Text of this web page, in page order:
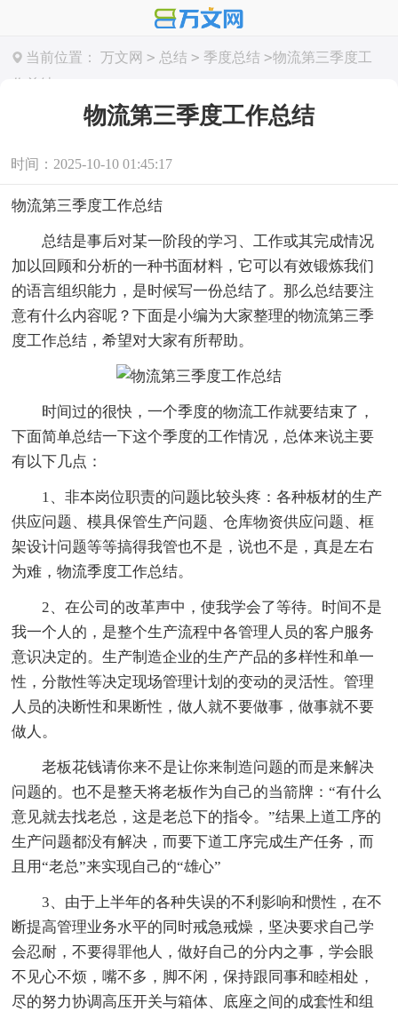
当前位置： 万文网 > 总结 > 季度总结 >物流第三季度工
作总结
物流第三季度工作总结
时间：2025-10-10 01:45:17
物流第三季度工作总结
总结是事后对某一阶段的学习、工作或其完成情况
加以回顾和分析的一种书面材料，它可以有效锻炼我们
的语言组织能力，是时候写一份总结了。那么总结要注
意有什么内容呢？下面是小编为大家整理的物流第三季
度工作总结，希望对大家有所帮助。
时间过的很快，一个季度的物流工作就要结束了，
下面简单总结一下这个季度的工作情况，总体来说主要
有以下几点：
1、非本岗位职责的问题比较头疼：各种板材的生产
供应问题、模具保管生产问题、仓库物资供应问题、框
架设计问题等等搞得我管也不是，说也不是，真是左右
为难，物流季度工作总结。
2、在公司的改革声中，使我学会了等待。时间不是
我一个人的，是整个生产流程中各管理人员的客户服务
意识决定的。生产制造企业的生产产品的多样性和单一
性，分散性等决定现场管理计划的变动的灵活性。管理
人员的决断性和果断性，做人就不要做事，做事就不要
做人。
老板花钱请你来不是让你来制造问题的而是来解决
问题的。也不是整天将老板作为自己的当箭牌：“有什么
意见就去找老总，这是老总下的指令。”结果上道工序的
生产问题都没有解决，而要下道工序完成生产任务，而
且用“老总”来实现自己的“雄心”
3、由于上半年的各种失误的不利影响和惯性，在不
断提高管理业务水平的同时戒急戒燥，坚决要求自己学
会忍耐，不要得罪他人，做好自己的分内之事，学会眼
不见心不烦，嘴不多，脚不闲，保持跟同事和睦相处，
尽的努力协调高压开关与箱体、底座之间的成套性和组